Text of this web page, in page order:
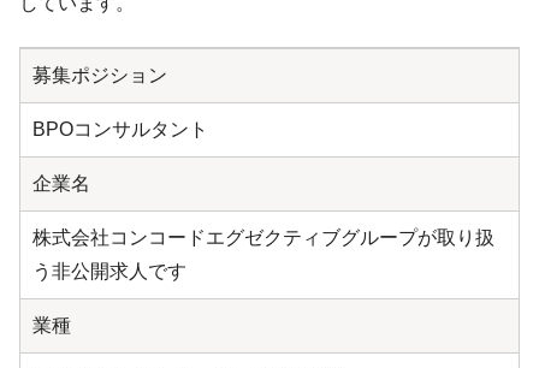
募集ポジション
BPOコンサルタント
企業名
株式会社コンコードエグゼクティブグループが取り扱
う非公開求人です
業種